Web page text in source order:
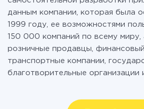
данным компании, которая была
1999 году, ее возможностями
150 000 компаний по всему миру,
розничные продавцы, финансовый
транспортные компании,
благотворительные организации